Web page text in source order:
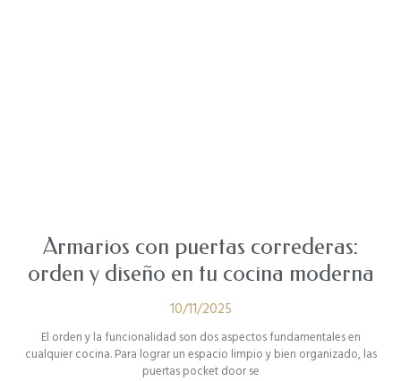
Armarios con puertas correderas:
orden y diseño en tu cocina moderna
10/11/2025
El orden y la funcionalidad son dos aspectos fundamentales en
cualquier cocina. Para lograr un espacio limpio y bien organizado, las
puertas pocket door se